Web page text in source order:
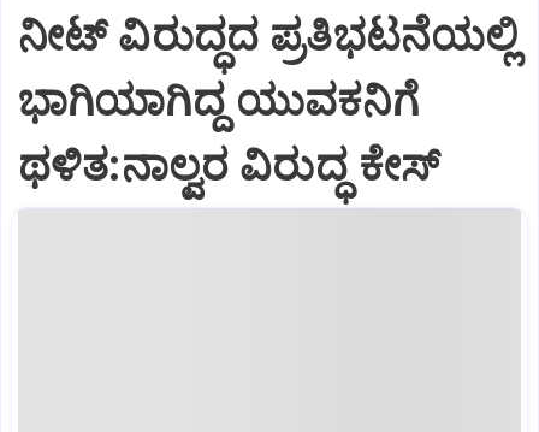
ನೀಟ್‌ ವಿರುದ್ಧದ ಪ್ರತಿಭಟನೆಯಲ್ಲಿ
ಭಾಗಿಯಾಗಿದ್ದ ಯುವಕನಿಗೆ
ಥಳಿತ:ನಾಲ್ವರ ವಿರುದ್ಧ ಕೇಸ್‌